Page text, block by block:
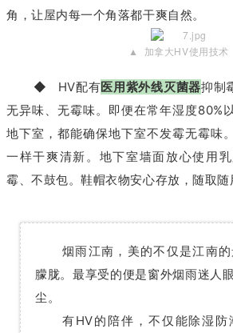
角，让屋内每一个角落都干爽自然。
▲ 加拿大HV使用技术
◆ HV配有医用紫外线灭菌器抑制
无异味、无霉味。即便在常年湿度80%
地下室，都能确保地下室不发霉无霉味
一样干爽清新。地下室墙面放心使用
霉、不鼓包。鞋帽衣物安心存放，随取随
烟雨江南，美的不仅是江南的
朦胧。最享受的便是窗外烟雨迷人
尘。
有HV的陪伴，不仅能除湿防